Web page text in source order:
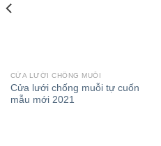
CỬA LƯỚI CHỐNG MUỖI
Cửa lưới chống muỗi tự cuốn
mẫu mới 2021